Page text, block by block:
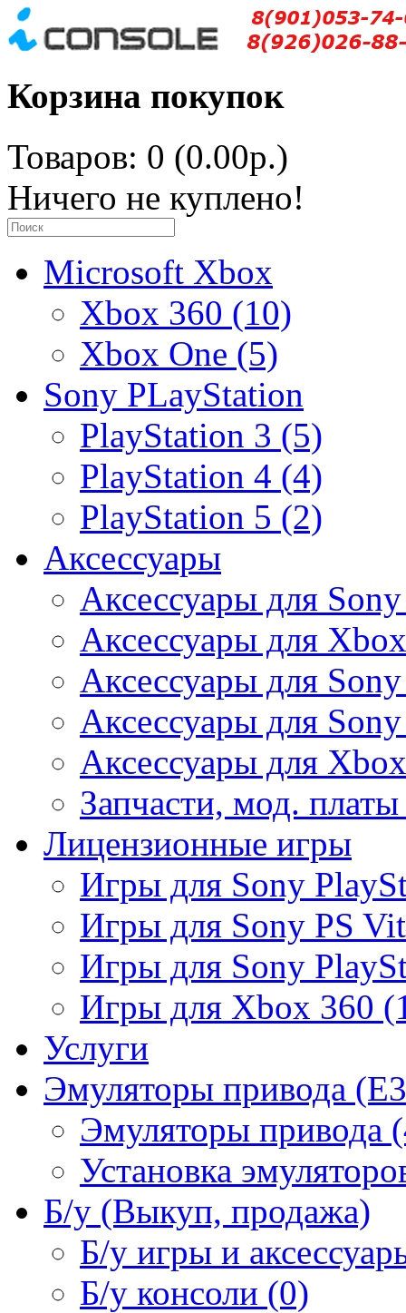
Корзина покупок
Товаров: 0 (0.00р.)
Ничего не куплено!
Microsoft Xbox
Xbox 360 (10)
Xbox One (5)
Sony PLayStation
PlayStation 3 (5)
PlayStation 4 (4)
PlayStation 5 (2)
Аксессуары
Аксессуары для
Аксессуары для
Аксессуары для
Аксессуары для
Аксессуары для
Запчасти, мод.
Лицензионные игры
Игры для Sony
Игры для Sony PS
Игры для Sony
Игры для Xbox 360
Услуги
Эмуляторы привода
Эмуляторы привода
Установка
Б/у (Выкуп, продажа)
Б/у игры и
Б/у консоли (0)